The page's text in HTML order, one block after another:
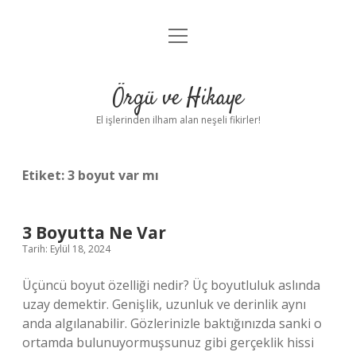
Anasayfa
Yasal Uyarı
menüyü
Örgü ve Hikaye
El işlerinden ilham alan neşeli fikirler!
Etiket:3 boyut var mı
3 Boyutta Ne Var
Tarih: Eylül 18, 2024
Üçüncü boyut özelliği nedir? Üç boyutluluk aslında
uzay demektir. Genişlik, uzunluk ve derinlik aynı
anda algılanabilir. Gözlerinizle baktığınızda sanki o
ortamda bulunuyormuşsunuz gibi gerçeklik hissi